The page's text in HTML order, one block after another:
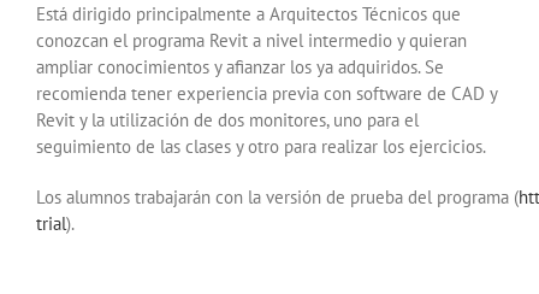
Está dirigido principalmente a Arquitectos Técnicos que
conozcan el programa Revit a nivel intermedio y quieran
ampliar conocimientos y afianzar los ya adquiridos. Se
recomienda tener experiencia previa con software de CAD y
Revit y la utilización de dos monitores, uno para el
seguimiento de las clases y otro para realizar los ejercicios.
Los alumnos trabajarán con la versión de prueba del programa (
trial).